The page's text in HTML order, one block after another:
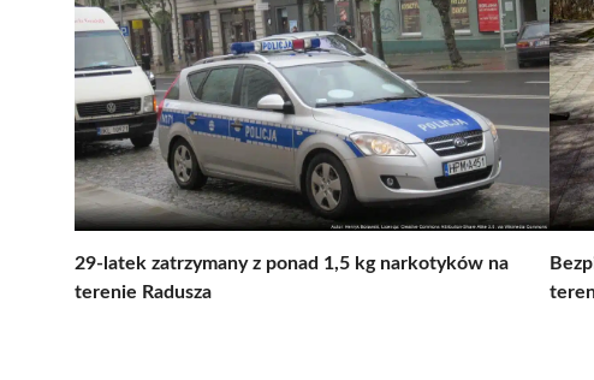
29-latek zatrzymany z ponad 1,5 kg narkotyków na
terenie Radusza